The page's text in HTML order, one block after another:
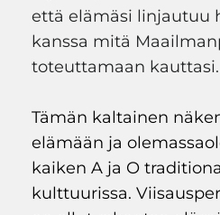
että elämäsi linjautuu
kanssa mitä
toteuttamaan kauttasi.
Tämän kaltainen
elämään ja
kaiken A ja O
kulttuurissa.